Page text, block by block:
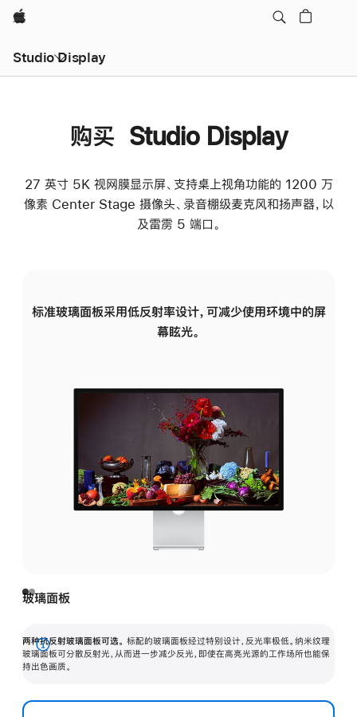
Apple
Studio Display
购买 Studio Display
27 英寸 5K 视网膜显示屏、支持桌上视角功能的 1200 万
像素 Center Stage 摄像头、录音棚级麦克风和扬声器，以
及雷雳 5 端口。
标准玻璃面板采用低反射率设计，可减少使用环境中的屏
幕眩光。
玻璃面板
两种抗反射玻璃面板可选。 标配的玻璃面板经过特别设计，反光率极低。纳米纹理
玻璃面板可分散反射光，从而进一步减少反光，即使在高亮光源的工作场所也能保
持出色画质。
展
开